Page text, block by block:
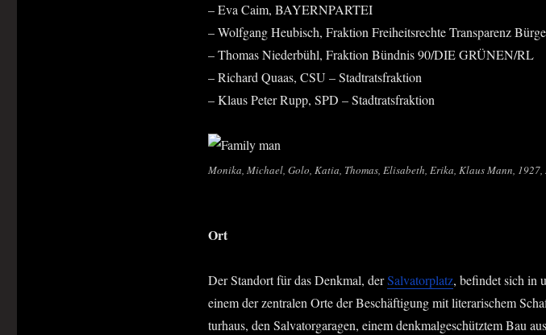
– Eva Caim, BAYERNPARTEI
– Wolf­gang Heu­bisch, Frak­ti­on Frei­heits­rech­te Trans­pa­renz
– Tho­mas Nie­der­bühl, Frak­ti­on Bünd­nis 90/DIE GRÜNEN/RL
– Richard Quaas, CSU – Stadtratsfraktion
– Klaus Peter Rupp, SPD – Stadtratsfraktion
Moni­ka, Micha­el, Golo, Katia, Tho­mas, Eli­sa­beth, Eri­ka, Klaus Mann,
Ort
Der Stand­ort für das Denk­mal, derSal­va­tor­platz, befin­det sich in
einem der zen­tra­len Orte der Beschäf­ti­gung mit lite­ra­ri­schem
tur­haus, den Sal­vat­or­ga­ra­gen, einem denk­mal­ge­schütz­tem Bau